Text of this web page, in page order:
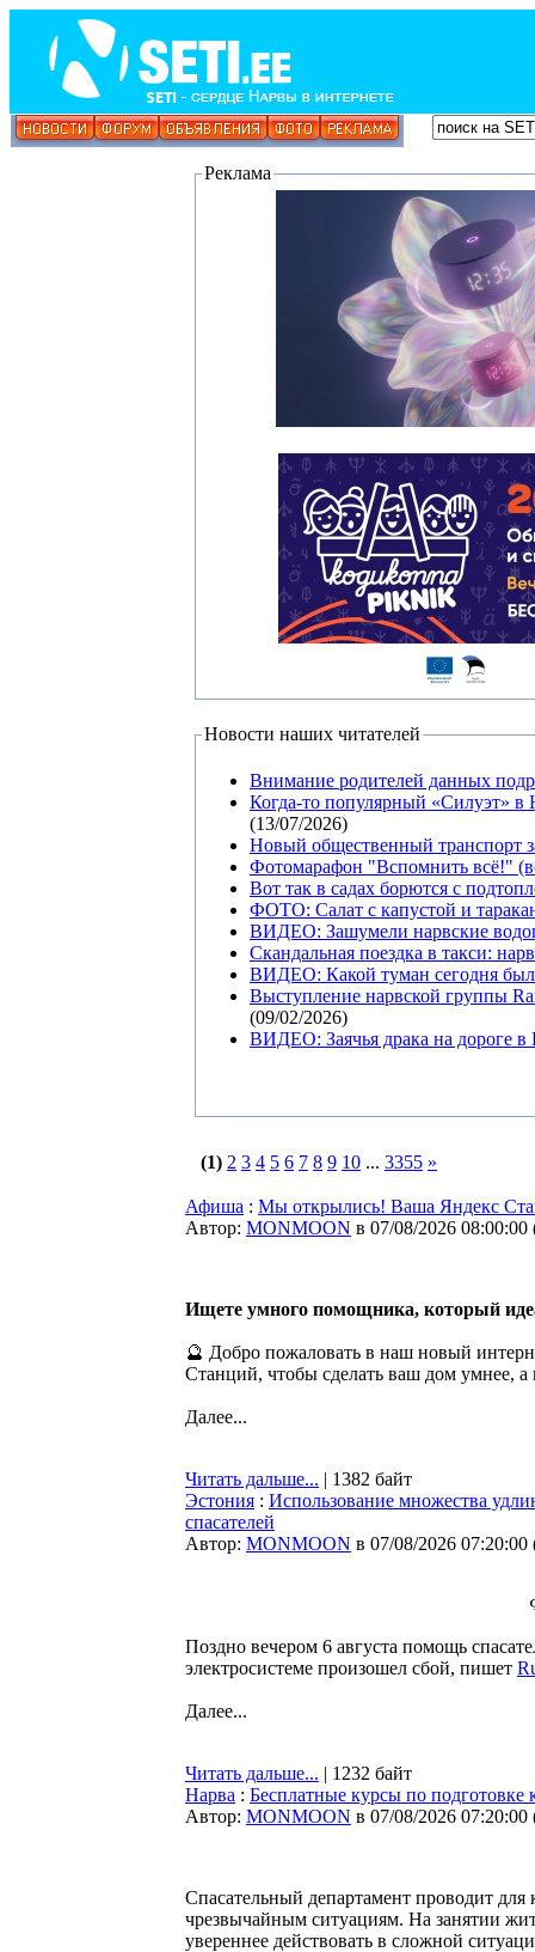
Реклама
Новости наших читателей
Внимание родителей данных
Когда-то популярный «Силуэт» в
(13/07/2026)
Новый общественный транспорт
Фотомарафон "Вспомнить всё!"
Вот так в садах борются с
ФОТО: Салат с капустой и
ВИДЕО: Зашумели нарвские
Скандальная поездка в такси:
ВИДЕО: Какой туман сегодня
Выступление нарвской группы
(09/02/2026)
ВИДЕО: Заячья драка на дороге в
(1) 2 3 4 5 6 7 8 9 10 ... 3355 »
Афиша : Мы открылись! Ваша Яндекс
Автор: MONMOON в 07/08/2026 08:00:00
Ищете умного помощника, который
🔮 Добро пожаловать в наш новый
Станций, чтобы сделать ваш дом умнее,
Далее...
Читать дальше... | 1382 байт
Эстония : Использование множества
спасателей
Автор: MONMOON в 07/08/2026 07:20:00
Поздно вечером 6 августа помощь
электросистеме произошел сбой, пишет
Далее...
Читать дальше... | 1232 байт
Нарва : Бесплатные курсы по
Автор: MONMOON в 07/08/2026 07:20:00
Спасательный департамент проводит
чрезвычайным ситуациям. На занятии
увереннее действовать в сложной